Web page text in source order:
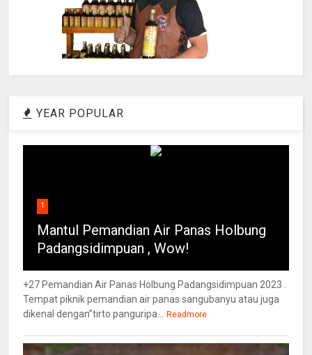
YEAR POPULAR
1
Mantul Pemandian Air Panas Holbung
Padangsidimpuan , Wow!
+27 Pemandian Air Panas Holbung Padangsidimpuan 2023 .
Tempat piknik pemandian air panas sangubanyu atau juga
dikenal dengan”tirto panguripa...
Readmore